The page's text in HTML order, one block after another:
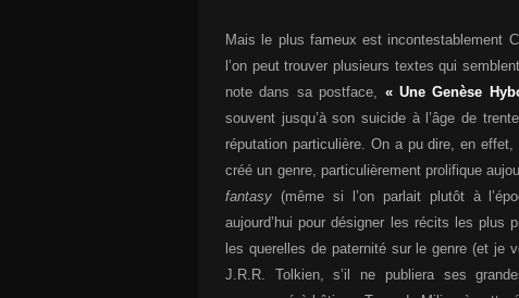
Mais le plus fameux est incontestablement
l’on peut trouver plusieurs textes qui
note dans sa postface, « Une Genèse
souvent jusqu’à son suicide à l’âge de
réputation particulière. On a pu dire, en
créé un genre, particulièrement prolifique
fantasy (même si l’on parlait plutôt à
aujourd’hui pour désigner les récits les plus
les querelles de paternité sur le genre (et je
J.R.R. Tolkien, s’il ne publiera ses